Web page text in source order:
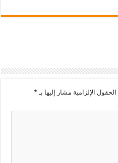
الحقول الإلزامية مشار إليها بـ*